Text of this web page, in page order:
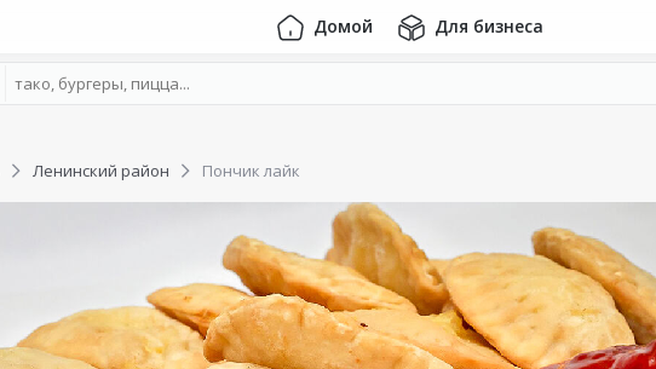
Домой Для бизнеса
Ленинский район Пончик лайк